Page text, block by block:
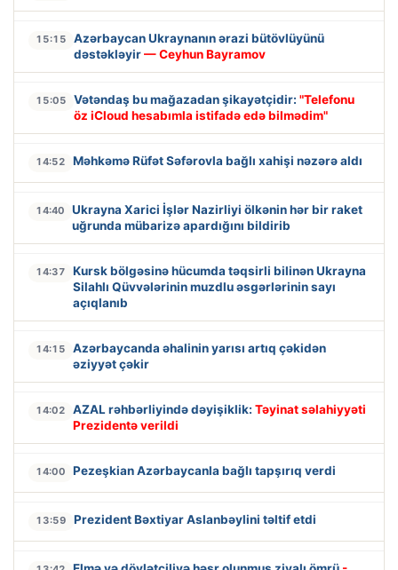
15:15
Azərbaycan Ukraynanın ərazi bütövlüyünü
dəstəkləyir— Ceyhun Bayramov
15:05 Vətəndaş bu mağazadan şikayətçidir: "Telefonu
öz iCloud hesabımla istifadə edə bilmədim"
14:52 Məhkəmə Rüfət Səfərovla bağlı xahişi nəzərə aldı
14:40
Ukrayna Xarici İşlər Nazirliyi ölkənin hər bir raket
uğrunda mübarizə apardığını bildirib
14:37
Kursk bölgəsinə hücumda təqsirli bilinən Ukrayna
Silahlı Qüvvələrinin muzdlu əsgərlərinin sayı
açıqlanıb
14:15
Azərbaycanda əhalinin yarısı artıq çəkidən
əziyyət çəkir
14:02 AZAL rəhbərliyində dəyişiklik: Təyinat səlahiyyəti
Prezidentə verildi
14:00 Pezeşkian Azərbaycanla bağlı tapşırıq verdi
13:59 Prezident Bəxtiyar Aslanbəylini təltif etdi